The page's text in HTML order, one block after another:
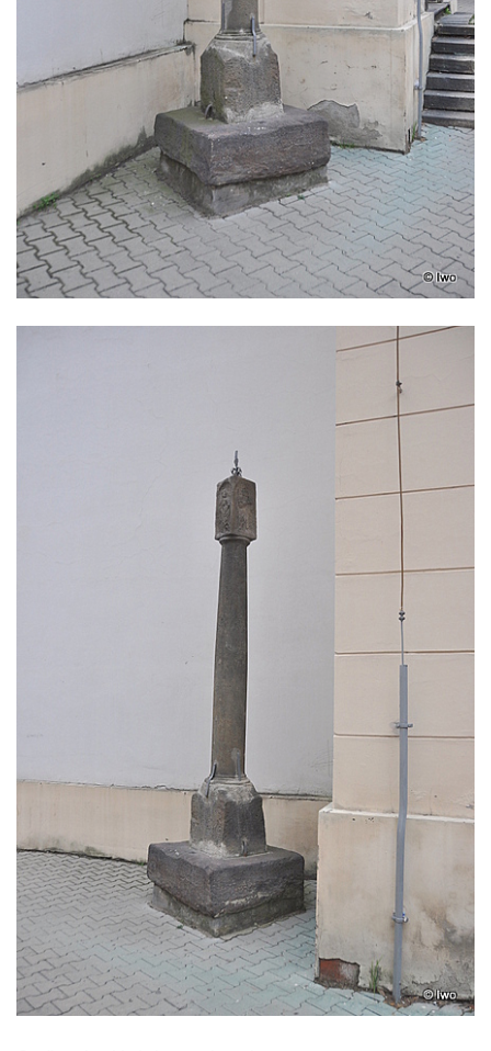
Sloup svatého Antonína Paduánského v
Ústí nad Labem
Sloup svatého Jana Nepomuckého v
Sloup Panny Marie v Červeném Hrádku
Sloup se sochou Piety v Jirkově
Torzo sloupu neznámého určení v Klášterci
nad Ohří
Sloup Panny Marie v Libochovicích
Sloup Panny Marie ve Valči
Sloup svatého Jana Nepomuckého v Horní
Sloup Panny Marie Polické v Horní Polici
Sloup Panny Marie v Horní Polici
Sloup se sochou svatého Šebestiána v
Sloup Panny Marie u Černýše
Sloup Panny Marie v Okounově
Sloup Panny Marie v Hradci Králové
Sloup Panny Marie v Turnově
Sloup s kaplicí v Železném Brodě
Sloup s kaplicí v Hořicích
Sloup Panny Marie v Semilech
Sloup Panny Marie v Benešově nad
Ploučnicí
Sloup Panny Marie v Cebivi
Sloup Panny Marie v Kynšperku nad Ohří